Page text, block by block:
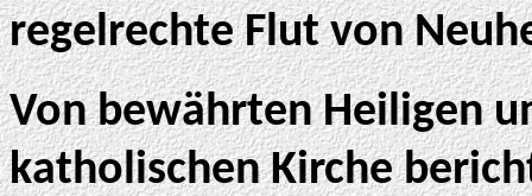
regelrechte Flut von
Von bewährten Heiligen
katholischen Kirche